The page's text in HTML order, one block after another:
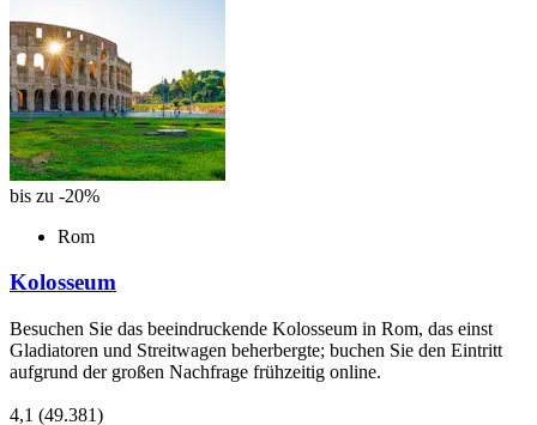
bis zu -20%
Rom
Kolosseum
Besuchen Sie das beeindruckende Kolosseum in Rom, das einst
Gladiatoren und Streitwagen beherbergte; buchen Sie den Eintritt
aufgrund der großen Nachfrage frühzeitig online.
4,1 (49.381)